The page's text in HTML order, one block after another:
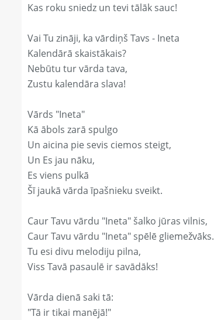
Kas roku sniedz un tevi tālāk sauc!
Vai Tu zināji, ka vārdiņš Tavs - Ineta
Kalendārā skaistākais?
Nebūtu tur vārda tava,
Zustu kalendāra slava!
Vārds "Ineta"
Kā ābols zarā spulgo
Un aicina pie sevis ciemos steigt,
Un Es jau nāku,
Es viens pulkā
Šī jaukā vārda īpašnieku sveikt.
Caur Tavu vārdu "Ineta" šalko jūras vilnis,
Caur Tavu vārdu "Ineta" spēlē gliemežvāks.
Tu esi divu melodiju pilna,
Viss Tavā pasaulē ir savādāks!
Vārda dienā saki tā:
"Tā ir tikai manējā!"